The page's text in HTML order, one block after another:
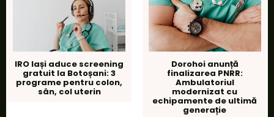
IRO Iași aduce screening
gratuit la Botoșani: 3
programe pentru colon,
sân, col uterin
Dorohoi anunță
finalizarea PNRR:
Ambulatoriul
modernizat cu
echipamente de ultimă
generație